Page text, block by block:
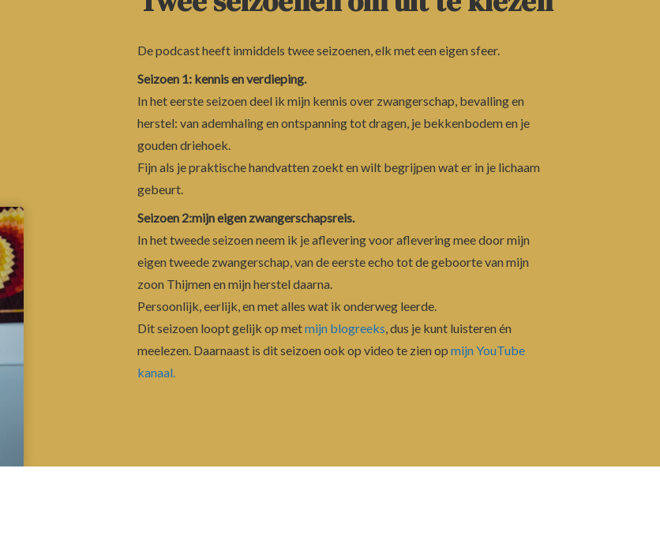
De podcast heeft inmiddels twee seizoenen, elk met een eigen sfeer.
Seizoen 1: kennis en verdieping.
In het eerste seizoen deel ik mijn kennis over zwangerschap, bevalling en
herstel: van ademhaling en ontspanning tot dragen, je bekkenbodem en je
gouden driehoek.
Fijn als je praktische handvatten zoekt en wilt begrijpen wat er in je lichaam
gebeurt.
Seizoen 2:mijn eigen zwangerschapsreis.
In het tweede seizoen neem ik je aflevering voor aflevering mee door mijn
eigen tweede zwangerschap, van de eerste echo tot de geboorte van mijn
zoon Thijmen en mijn herstel daarna.
Persoonlijk, eerlijk, en met alles wat ik onderweg leerde.
Dit seizoen loopt gelijk op metmijn blogreeks, dus je kunt luisteren én
meelezen. Daarnaast is dit seizoen ook op video te zien op mijn YouTube
kanaal.